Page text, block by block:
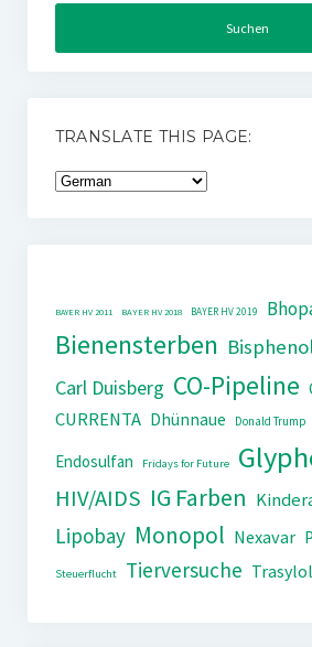
TRANSLATE THIS PAGE:
BAYER HV 2011 BAYER HV 2018 BAYER HV 2019
Bienensterben
Carl Duisberg CO-Pipeline
CURRENTA Dhünnaue Donald Trump
Endosulfan
Fridays for Future
HIV/AIDS IG Farben
Lipobay Monopol Nexavar
Steuerflucht Tierversuche Trasylol